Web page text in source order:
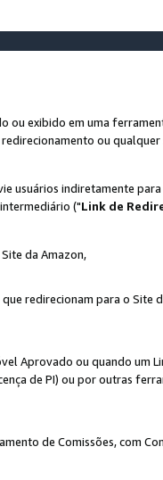
ou exibido em uma
ou
usuários indiretamente
("Link de
da Amazon,
redirecionam para o Site
Aprovado ou quando um
de PI) ou por outras
de Comissões, com